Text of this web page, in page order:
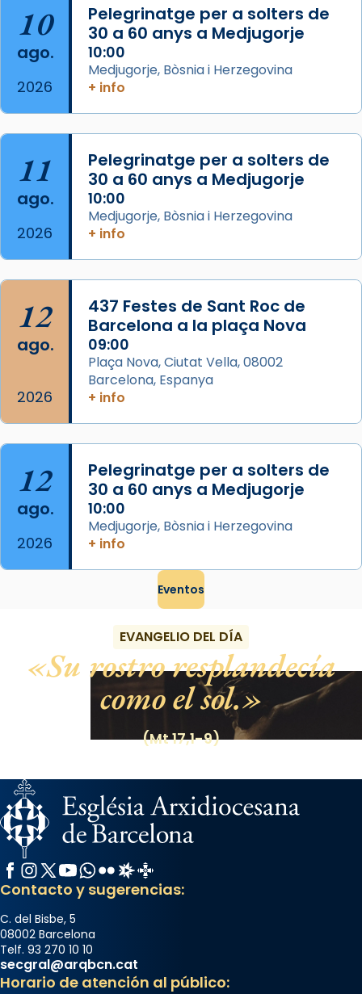
Arquebisbat de Barcelona
2 weeks ago
Memòria de les santes Juliana i
Acompanyant la història de sant Cugat, a
partir de l’Edat Mitjana sorgeix la tradició
que les santes Juliana (“relatiu a Júlia”) i
Semproniana (“relatiu a Semprònia =
eterna”) són deixebles seves. I l’any 1667, el
frare Joan Gaspar Roig, afirma en una obra
que les santes són filles de l’antiga Iluro.
Mataró en reivindicarà les relíq
Foto
View on Facebook · Share
10
ago.
2026
Pelegrinatge per a solters de
30 a 60 anys a Medjugorje
10:00
Medjugorje, Bòsnia i Herzegovina
+ info
11
ago.
2026
Pelegrinatge per a solters de
30 a 60 anys a Medjugorje
10:00
Medjugorje, Bòsnia i Herzegovina
+ info
12
ago.
2026
437 Festes de Sant Roc de
Barcelona a la plaça Nova
09:00
Plaça Nova, Ciutat Vella, 08002
Barcelona, Espanya
+ info
12
ago.
2026
Pelegrinatge per a solters de
30 a 60 anys a Medjugorje
10:00
Medjugorje, Bòsnia i Herzegovina
+ info
Eventos
EVANGELIO DEL DÍA
Su rostro resplandecía
como el sol.
(Mt 17,1-9)
Facebook
Instagram
X / Twitter
YouTube
WhatsApp
FlickrRadio Estel
Catalunya Cristiana
Contacto y sugerencias:
C. del Bisbe, 5
08002 Barcelona
Telf. 93 270 10 10
secgral@arqbcn.cat
Horario de atención al público: